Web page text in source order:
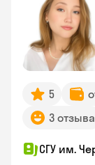
5
3 отзыва
СГУ им.